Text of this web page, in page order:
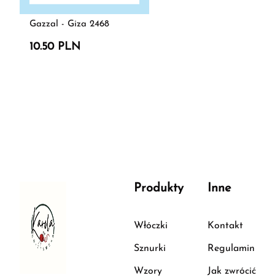
Gazzal - Giza 2468
10.50 PLN
Produkty
Włóczki
Sznurki
Wzory
Inne
Kontakt
Regulamin
Jak zwrócić